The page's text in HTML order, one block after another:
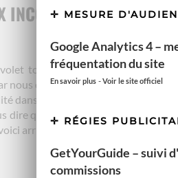
INCONTOURNABLES A
touristique et à notre séjour
nous devons prendre le seul
dans un compartiment couchette
dire que notre nuit à été agitée
arrivés à destination.
MESURE
Google Analytics 4 –
fréquentation du site
En savoir plus -Voir le site officiel
RÉGIES
GetYourGuide – suivi
commissions